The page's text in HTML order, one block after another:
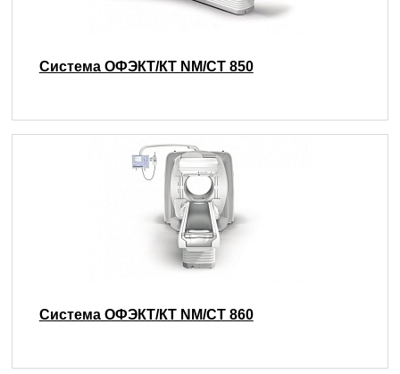
Система ОФЭКТ/КТ NM/CT 850
Система ОФЭКТ/КТ NM/CT 860